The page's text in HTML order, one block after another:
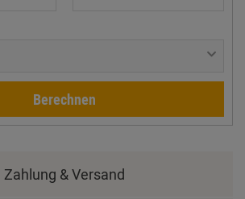
Berechnen
Zahlung & Versand